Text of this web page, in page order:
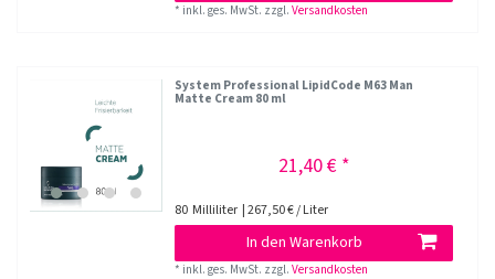
* inkl. ges. MwSt. zzgl.Versandkosten
System Professional LipidCode M63 Man
Matte Cream 80 ml
21,40 € *
80 Milliliter | 267,50 € / Liter
In den Warenkorb
* inkl. ges. MwSt. zzgl.Versandkosten